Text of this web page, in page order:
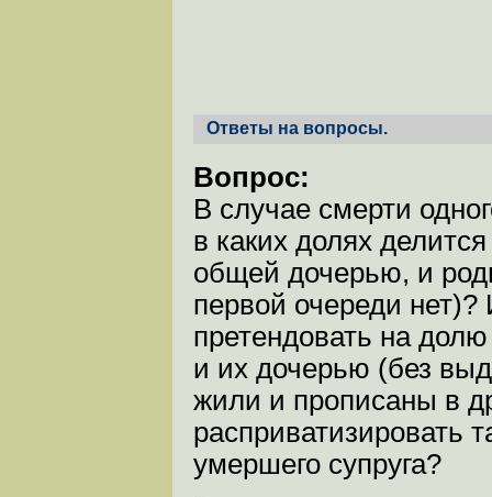
Ответы на вопросы.
Вопрос:
В случае смерти
в каких долях
общей дочерью, и
первой очереди
претендовать на
и их дочерью (без
жили и прописаны в
расприватизировать
умершего супруга?